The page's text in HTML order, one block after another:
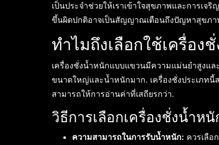
เป็นประจำช่วยให้เราเข้าใจสุขภาพและการเจ
ขึ้นผิดปกติอาจเป็นสัญญาณเตือนถึงปัญหาสุขภา
ทำไมถึงเลือกใช้เครื่อ
เครื่องชั่งน้ำหนักแบบแขวนมีความแม่นยำสูงแล
ขนาดใหญ่และน้ำหนักมาก. เครื่องชั่งประเภท
สามารถให้การอ่านค่าที่เสถียรกว่า.
วิธีการเลือกเครื่องชั่งน้ำห
ความสามารถในการรับน้ำหนัก: ควรเลือ